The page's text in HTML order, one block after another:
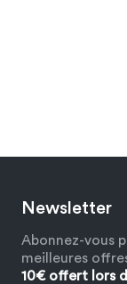
Newsletter
Abonnez-vous
meilleures
10€ offert lors